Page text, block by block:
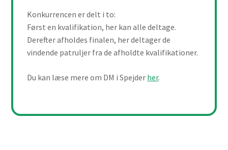
Konkurrencen er delt i to:
Først en kvalifikation, her kan alle deltage.
Derefter afholdes finalen, her deltager de
vindende patruljer fra de afholdte kvalifikationer.
Du kan læse mere om DM i Spejder her.